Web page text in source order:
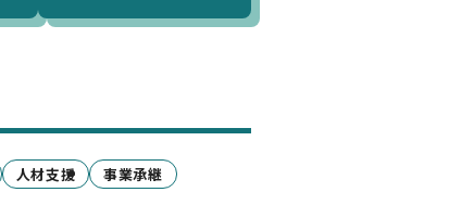
人材支援
事業承継